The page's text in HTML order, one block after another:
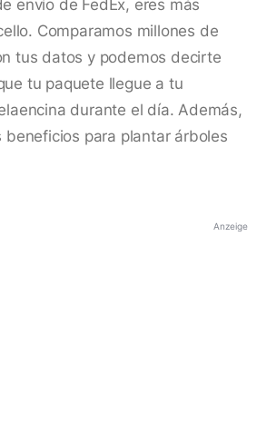
envío de FedEx, eres más
Comparamos millones de
tus datos y podemos decirte
tu paquete llegue a tu
durante el día. Además,
beneficios para plantar árboles
Anzeige